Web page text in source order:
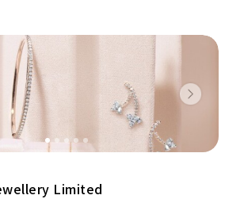
許終身的愛侶們，永遠幸福甜蜜。秉持日本文
為專門售賣婚戒的品牌，以「至高夢想、無上
悅的瞬間化作永恆的記憶，以最真誠專業的心
觀的婚戒，與顧客們一同見證他們最幸福和甜
Next
Limited